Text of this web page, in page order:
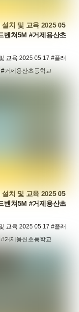
치 및 교육 2025 05
벤쳐5M #거제용산초
교육 2025 05 17 #플래
거제용산초등학교
치 및 교육 2025 05
벤쳐5M #거제용산초
교육 2025 05 17 #플래
거제용산초등학교